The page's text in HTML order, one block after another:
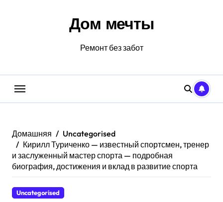
Дом мечты
Ремонт без забот
Домашняя
Uncategorised
Кирилл Туриченко — известный спортсмен, тренер
и заслуженный мастер спорта — подробная
биография, достижения и вклад в развитие спорта
Uncategorised